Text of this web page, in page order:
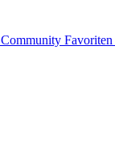
Community Favoriten